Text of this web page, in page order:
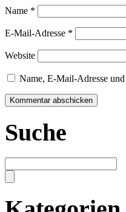
Name *
E-Mail-Adresse *
Website
Name, E-Mail-Adresse
Suche